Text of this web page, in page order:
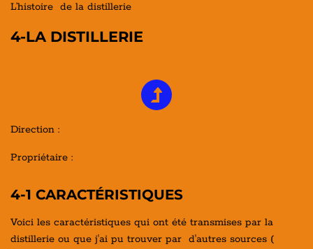
L’histoire de la distillerie
4-LA DISTILLERIE
Direction :
Propriétaire :
4-1 CARACTÉRISTIQUES
Voici les caractéristiques qui ont été transmises par la
distillerie ou que j'ai pu trouver par d'autres sources (